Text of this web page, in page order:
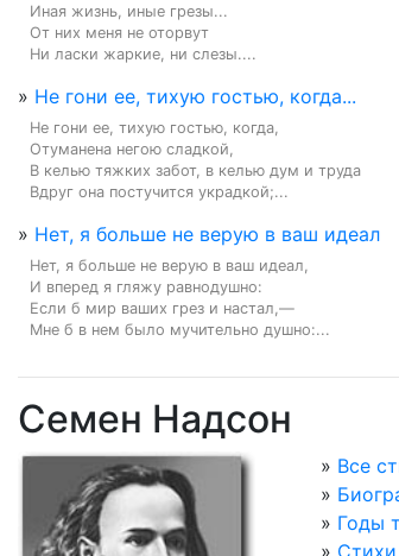
Иная жизнь, иные грезы...
От них меня не оторвут
Ни ласки жаркие, ни слезы....
» Не гони ее, тихую гостью, когда...
Не гони ее, тихую гостью, когда,
Отуманена негою сладкой,
В келью тяжких забот, в келью дум и труда
Вдруг она постучится украдкой;...
» Нет, я больше не верую в ваш идеал
Нет, я больше не верую в ваш идеал,
И вперед я гляжу равнодушно:
Если б мир ваших грез и настал,—
Мне б в нем было мучительно душно:...
Семен Надсон
» Все
»
» Годы
»